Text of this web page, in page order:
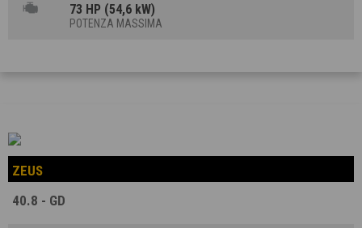
73 HP (54,6 kW)
POTENZA MASSIMA
ZEUS
40.8 - GD